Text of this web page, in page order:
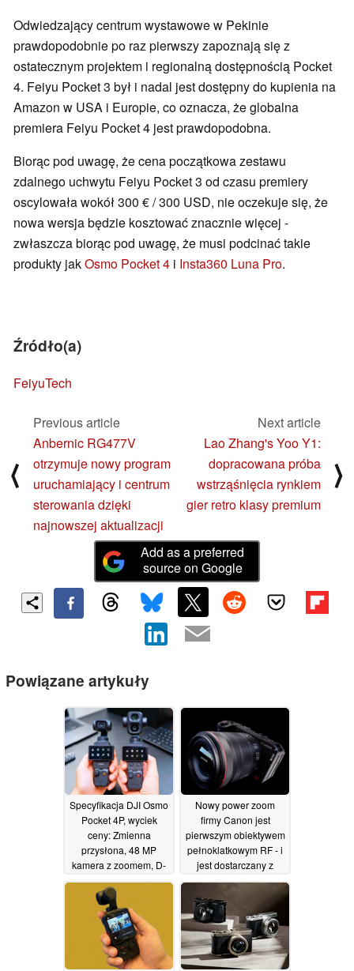
Odwiedzający centrum wystawowe w Pekinie
prawdopodobnie po raz pierwszy zapoznają się z
ostatecznym projektem i regionalną dostępnością Pocket
4. Feiyu Pocket 3 był i nadal jest dostępny do kupienia na
Amazon w USA i Europie, co oznacza, że globalna
premiera Feiyu Pocket 4 jest prawdopodobna.
Biorąc pod uwagę, że cena początkowa zestawu
zdalnego uchwytu Feiyu Pocket 3 od czasu premiery
oscylowała wokół 300 € / 300 USD, nie oczekuje się, że
nowa wersja będzie kosztować znacznie więcej -
zwłaszcza biorąc pod uwagę, że musi podcinać takie
produkty jakOsmo Pocket 4 i Insta360 Luna Pro.
Źródło(a)
FeiyuTech
⟨
Previous article
Anbernic RG477V
otrzymuje nowy program
uruchamiający i centrum
sterowania dzięki
najnowszej aktualizacji
Next article
Lao Zhang's Yoo Y1:
dopracowana próba
wstrząśnięcia rynkiem
gier retro klasy premium
⟩
Add as a preferred
source on Google
Powiązane artykuły
Specyfikacja DJI Osmo
Pocket 4P, wyciek
ceny: Zmienna
przysłona, 48 MP
kamera z zoomem, D-
Log 217/05/2026
Nowy power zoom
firmy Canon jest
pierwszym obiektywem
pełnoklatkowym RF - i
jest dostarczany z
nową kamerą R6 V